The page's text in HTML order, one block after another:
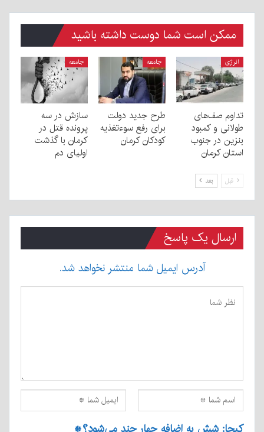
ممکن است شما دوست داشته باشید
انرژی
تداوم صف‌های
طولانی و کمبود
بنزین در جنوب
استان کرمان
جامعه
طرح جدید دولت
برای رفع سوءتغذیه
کودکان کرمان
جامعه
سازش در سه
پرونده قتل در
کرمان با گذشت
اولیای دم
قبل بعد
ارسال یک پاسخ
آدرس ایمیل شما منتشر نخواهد شد.